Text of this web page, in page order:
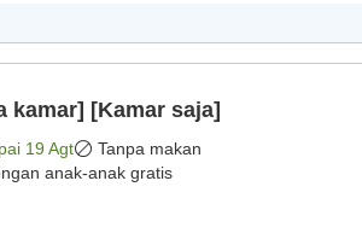
kamar] [Kamar saja]
19 Agt
Tanpa makan
anak-anak gratis